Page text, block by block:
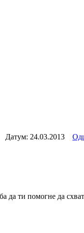
Датум: 24.03.2013
ти помогне да